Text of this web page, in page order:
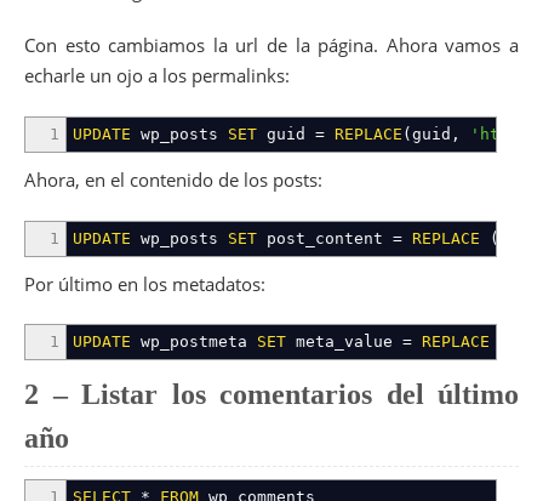
Con esto cambiamos la url de la página. Ahora vamos a
echarle un ojo a los permalinks:
1 UPDATE wp_posts SET guid = REPLACE ( guid , 'http://
Ahora, en el contenido de los posts:
1 UPDATE wp_posts SET post_content = REPLACE (
Por último en los metadatos:
1 UPDATE wp_postmeta SET meta_value = REPLACE
2 – Listar los comentarios del último
año
1 SELECT * FROM wp_comments